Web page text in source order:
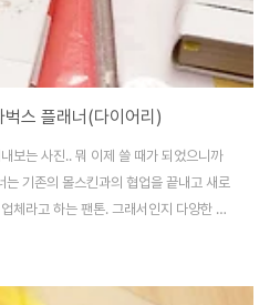
스 플래너(다이어리)
보는 사진.. 뭐 이제 쓸 때가 되었으니까
기존의 몰스킨과의 협업을 끝내고 새로
체라고 하는 팬톤. 그래서인지 다양한 컬
공되는 것이 좋습니다. 단 파우치 사이즈
로우는 데일리 구성입니다. 항상 작은 사